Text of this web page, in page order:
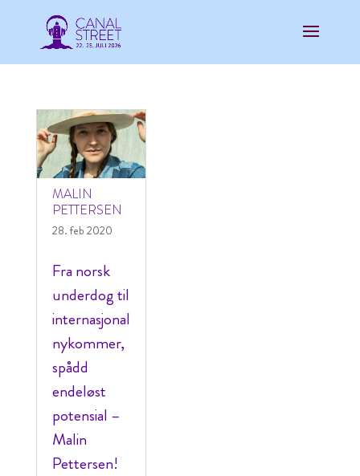
MALIN
PETTERSEN
28. feb 2020
Fra norsk
underdog til
internasjonal
nykommer,
spådd
endeløst
potensial –
Malin
Pettersen!